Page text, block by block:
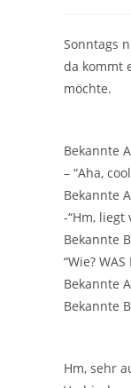
Sonntags
da kommt
möchte.
Bekannte
– “Aha,
Bekannte
-“Hm,
Bekannte
“Wie?
Bekannte
Bekannte
Hm, sehr